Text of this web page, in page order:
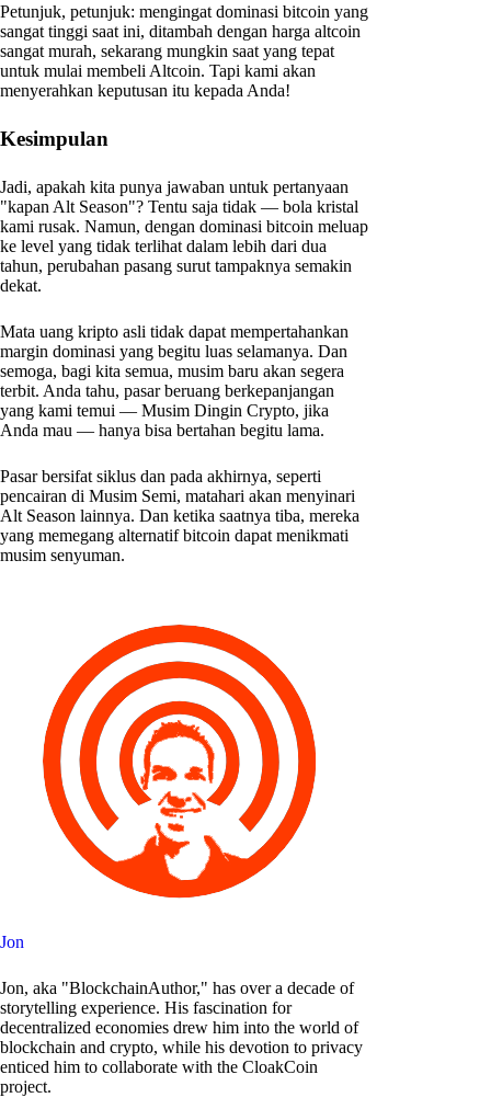
Petunjuk, petunjuk: mengingat dominasi bitcoin yang
sangat tinggi saat ini, ditambah dengan harga altcoin
sangat murah, sekarang mungkin saat yang tepat
untuk mulai membeli Altcoin. Tapi kami akan
menyerahkan keputusan itu kepada Anda!
Kesimpulan
Jadi, apakah kita punya jawaban untuk pertanyaan
"kapan Alt Season"? Tentu saja tidak — bola kristal
kami rusak. Namun, dengan dominasi bitcoin meluap
ke level yang tidak terlihat dalam lebih dari dua
tahun, perubahan pasang surut tampaknya semakin
dekat.
Mata uang kripto asli tidak dapat mempertahankan
margin dominasi yang begitu luas selamanya. Dan
semoga, bagi kita semua, musim baru akan segera
terbit. Anda tahu, pasar beruang berkepanjangan
yang kami temui — Musim Dingin Crypto, jika
Anda mau — hanya bisa bertahan begitu lama.
Pasar bersifat siklus dan pada akhirnya, seperti
pencairan di Musim Semi, matahari akan menyinari
Alt Season lainnya. Dan ketika saatnya tiba, mereka
yang memegang alternatif bitcoin dapat menikmati
musim senyuman.
Jon
Jon, aka "BlockchainAuthor," has over a decade of
storytelling experience. His fascination for
decentralized economies drew him into the world of
blockchain and crypto, while his devotion to privacy
enticed him to collaborate with the CloakCoin
project.